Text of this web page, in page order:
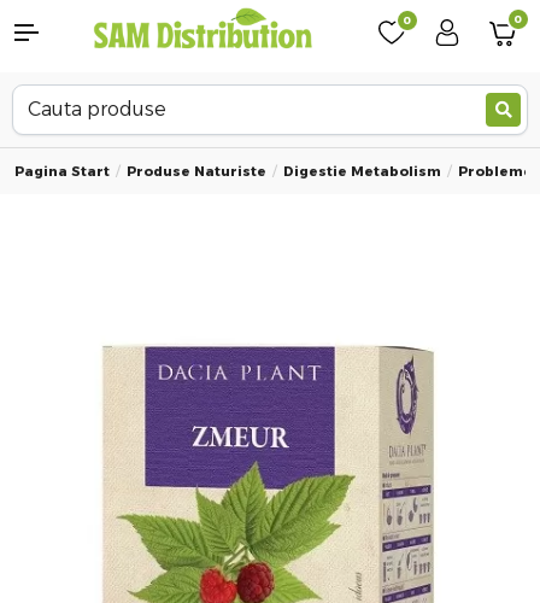
0 0
Pagina Start Produse Naturiste Digestie Metabolism Probleme